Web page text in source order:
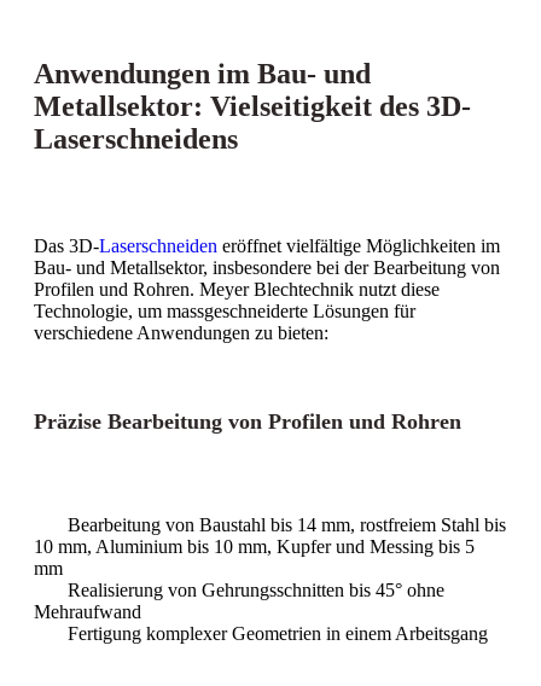
Anwendungen im Bau- und
Metallsektor: Vielseitigkeit des 3D-
Laserschneidens
Das 3D-Laserschneiden eröffnet vielfältige Möglichkeiten im
Bau- und Metallsektor, insbesondere bei der Bearbeitung von
Profilen und Rohren. Meyer Blechtechnik nutzt diese
Technologie, um massgeschneiderte Lösungen für
verschiedene Anwendungen zu bieten:
Präzise Bearbeitung von Profilen und Rohren
Bearbeitung von Baustahl bis 14 mm, rostfreiem Stahl bis
10 mm, Aluminium bis 10 mm, Kupfer und Messing bis 5
mm
Realisierung von Gehrungsschnitten bis 45° ohne
Mehraufwand
Fertigung komplexer Geometrien in einem Arbeitsgang